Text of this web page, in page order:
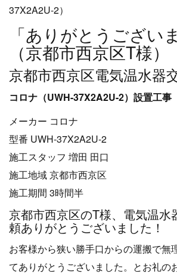
「ありがとうござい
（京都市西京区T様）
京都市西京区電気温水器
コロナ（UWH-37X2A2U-2）設置工事
メーカー コロナ
型番 UWH-37X2A2U-2
施工スタッフ 増田 田口
施工地域 京都市西京区
施工期間 3時間半
京都市西京区のT様、電気温水
頼ありがとうございました！
お客様から狭い勝手口からの運搬で無
てありがとうございました。とお礼の